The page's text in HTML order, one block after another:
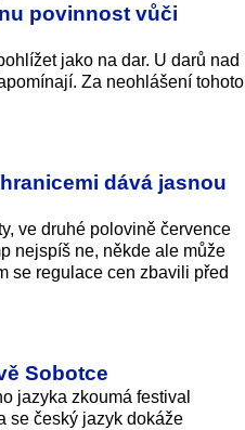
povinnost vůči
jako na dar. U darů nad
Za neohlášení tohoto
dává jasnou
ve druhé polovině července
nejspíš ne, někde ale může
se regulace cen zbavili před
Sobotce
jazyka zkoumá festival
se český jazyk dokáže